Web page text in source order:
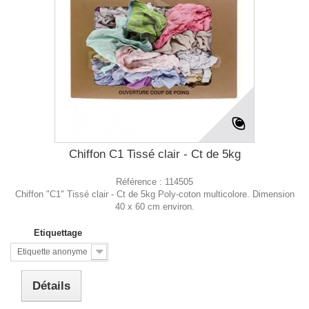
Chiffon C1 Tissé clair - Ct de 5kg
Référence : 114505
Chiffon "C1" Tissé clair - Ct de 5kg Poly-coton multicolore. Dimension
40 x 60 cm environ.
Etiquettage
Etiquette anonyme
Détails